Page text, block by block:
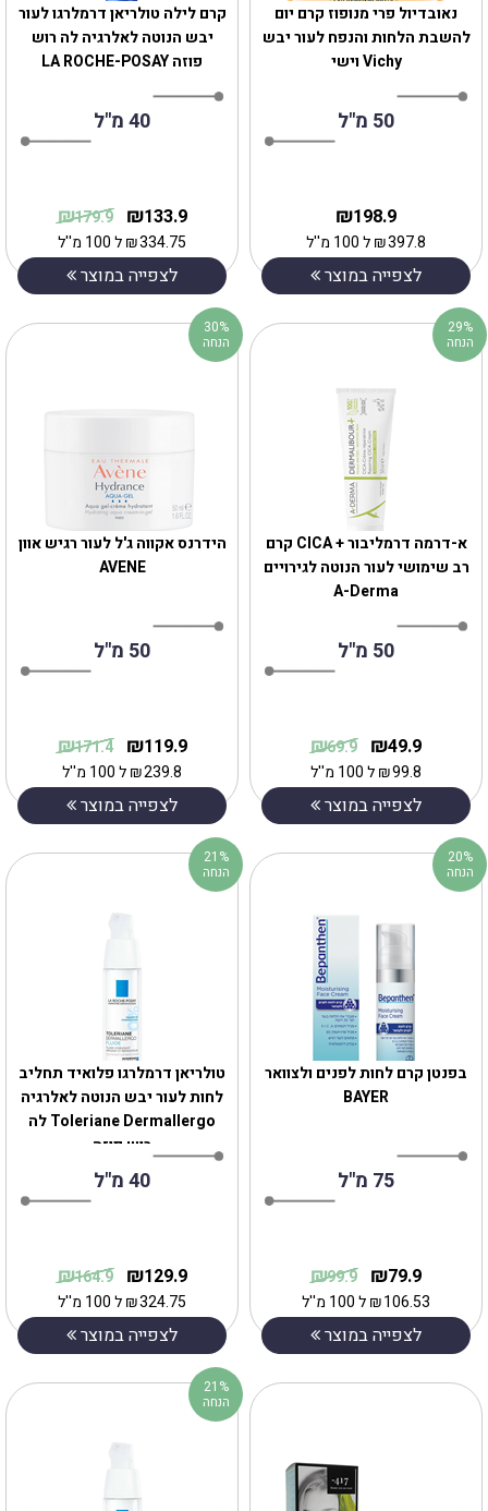
קרם לילה טולריאן דרמלרגו לעור
יבש הנוטה לאלרגיה לה רוש
פוזה ‏LA ROCHE-POSAY
40 מ"ל
133.9
₪
179.9
₪
334.75
₪ל 100 מ''ל
לצפייה במוצר
נאובדיול פרי מנופוז קרם יום
להשבת הלחות והנפח לעור יבש
Vichy וישי
50 מ"ל
198.9
₪
397.8
₪ל 100 מ''ל
לצפייה במוצר
הידרנס אקווה ג'ל לעור רגיש אוון
AVENE
50 מ"ל
119.9
₪
171.4
₪
239.8
₪ל 100 מ''ל
לצפייה במוצר
30%
הנחה
א-דרמה דרמליבור + CICA קרם
רב שימושי לעור הנוטה לגירויים
A-Derma
50 מ"ל
49.9
₪
69.9
₪
99.8
₪ל 100 מ''ל
לצפייה במוצר
29%
הנחה
טולריאן דרמלרגו פלואיד תחליב
לחות לעור יבש הנוטה לאלרגיה
Toleriane Dermallergo לה
רוש פוזה
40 מ"ל
129.9
₪
164.9
₪
324.75
₪ל 100 מ''ל
לצפייה במוצר
21%
הנחה
בפנטן קרם לחות לפנים ולצוואר
BAYER
75 מ"ל
79.9
₪
99.9
₪
106.53
₪ל 100 מ''ל
לצפייה במוצר
20%
הנחה
21%
הנחה